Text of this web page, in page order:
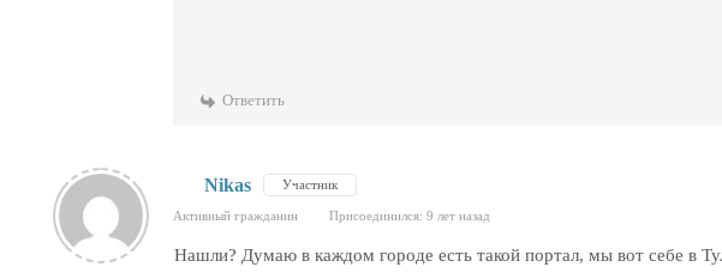
Ответить
Nikas Участник
Активный гражданин Присоединился: 9 лет назад
Нашли? Думаю в каждом городе есть такой портал, мы вот себе в